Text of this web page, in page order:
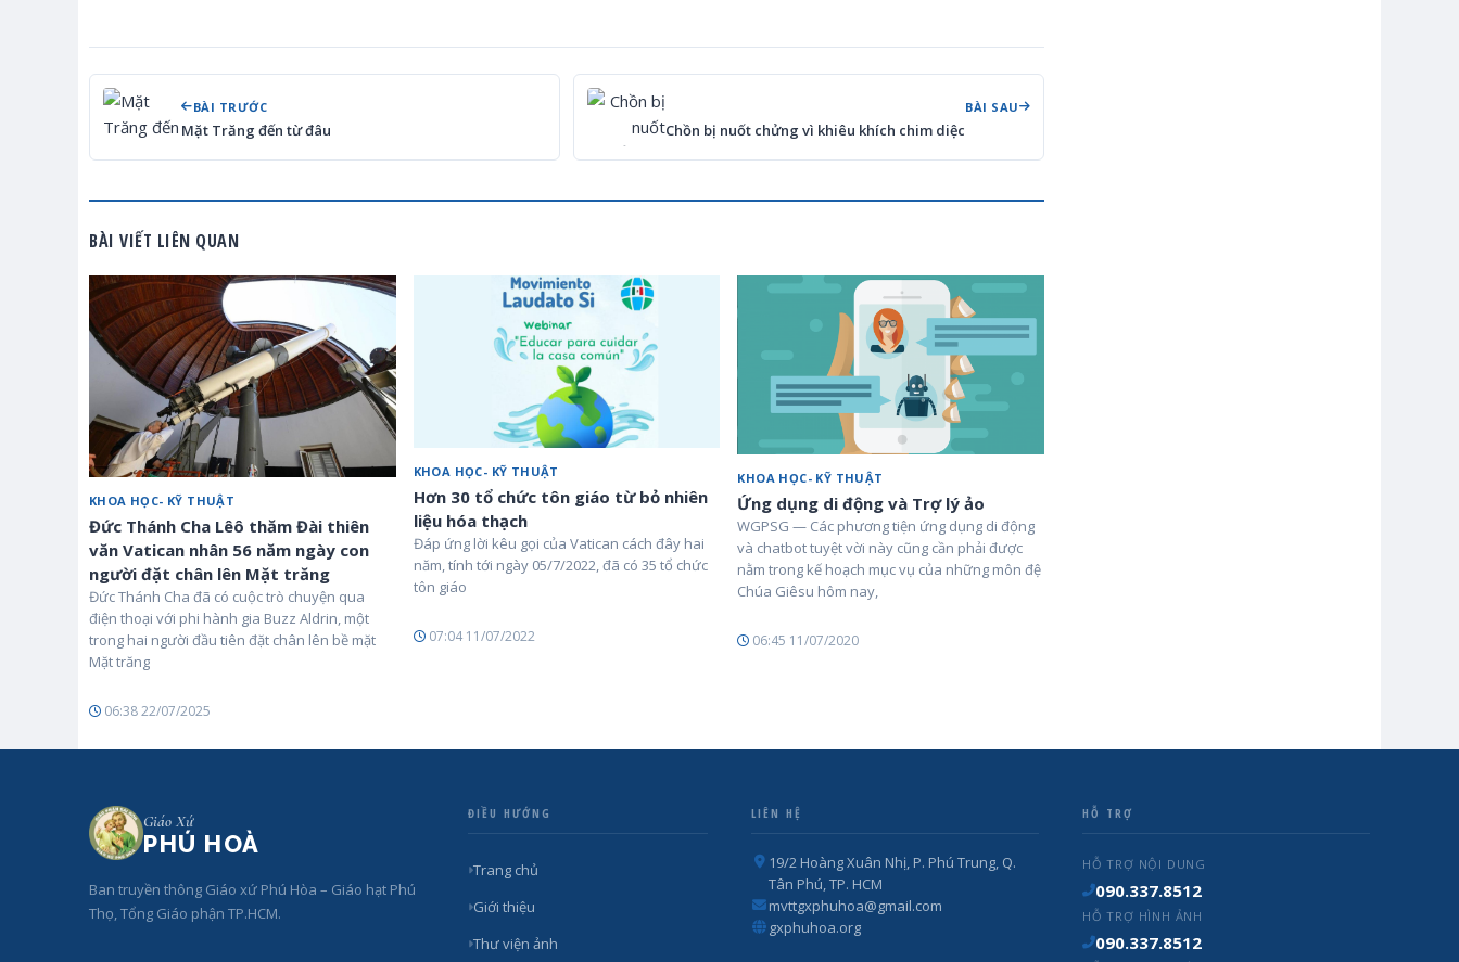
BÀI TRƯỚC
Mặt Trăng đến từ đâu
BÀI SAU
Chồn bị nuốt chửng vì khiêu khích chim diệc
BÀI VIẾT LIÊN QUAN
KHOA HỌC- KỸ THUẬT
Đức Thánh Cha Lêô thăm Đài thiên
văn Vatican nhân 56 năm ngày con
người đặt chân lên Mặt trăng
Đức Thánh Cha đã có cuộc trò chuyện qua
điện thoại với phi hành gia Buzz Aldrin, một
trong hai người đầu tiên đặt chân lên bề mặt
Mặt trăng
06:38 22/07/2025
KHOA HỌC- KỸ THUẬT
Hơn 30 tổ chức tôn giáo từ bỏ nhiên
liệu hóa thạch
Đáp ứng lời kêu gọi của Vatican cách đây hai
năm, tính tới ngày 05/7/2022, đã có 35 tổ chức
tôn giáo
07:04 11/07/2022
KHOA HỌC- KỸ THUẬT
Ứng dụng di động và Trợ lý ảo
WGPSG — Các phương tiện ứng dụng di động
và chatbot tuyệt vời này cũng cần phải được
nằm trong kế hoạch mục vụ của những môn đệ
Chúa Giêsu hôm nay,
06:45 11/07/2020
Giáo Xứ
PHÚ HOÀ
Ban truyền thông Giáo xứ Phú Hòa – Giáo hạt Phú
Thọ, Tổng Giáo phận TP.HCM.
ĐIỀU HƯỚNG
Trang chủ
Giới thiệu
Thư viện ảnh
LIÊN HỆ
19/2 Hoàng Xuân Nhị, P. Phú Trung, Q.
Tân Phú, TP. HCM
mvttgxphuhoa@gmail.com
gxphuhoa.org
HỖ TRỢ
HỖ TRỢ NỘI DUNG
090.337.8512
HỖ TRỢ HÌNH ẢNH
090.337.8512